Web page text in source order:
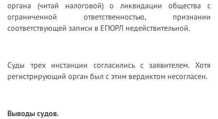
органа (читай налоговой) о ликвидации общества с
ограниченной ответственностью, признании
соответствующей записи в ЕГЮРЛ недействительной.
Суды трех инстанции согласились с заявителем. Хотя
регистрирующий орган был с этим вердиктом несогласен.
Выводы судов.